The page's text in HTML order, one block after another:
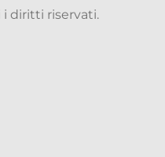
i diritti riservati.